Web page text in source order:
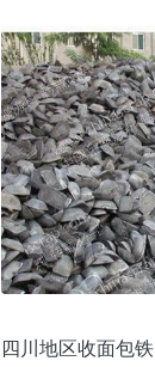
四川地区收面包铁